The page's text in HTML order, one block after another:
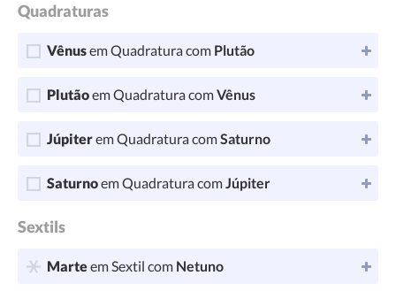
Quadraturas
Vênusem Quadratura com Plutão
Plutãoem Quadratura comVênus
Júpiterem Quadratura comSaturno
Saturnoem Quadratura comJúpiter
Sextils
Marteem Sextil com Netuno